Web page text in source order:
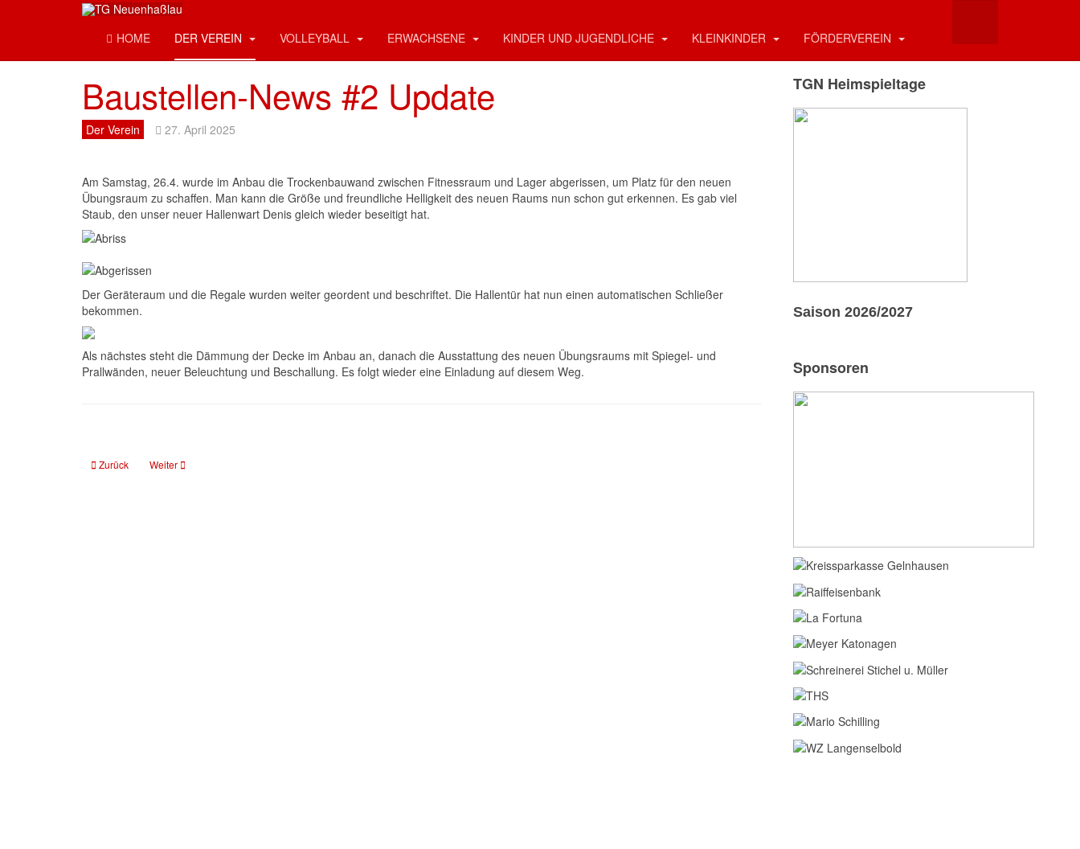
HOME DER VEREIN VOLLEYBALL ERWACHSENE KINDER UND JUGENDLICHE KLEINKINDER FÖRDERVEREIN
Baustellen-News #2 Update
Der Verein 27. April 2025
Am Samstag, 26.4. wurde im Anbau die Trockenbauwand zwischen Fitnessraum und Lager abgerissen, um Platz für den neuen
Übungsraum zu schaffen. Man kann die Größe und freundliche Helligkeit des neuen Raums nun schon gut erkennen. Es gab viel
Staub, den unser neuer Hallenwart Denis gleich wieder beseitigt hat.
Der Geräteraum und die Regale wurden weiter geordent und beschriftet. Die Hallentür hat nun einen automatischen Schließer
bekommen.
Als nächstes steht die Dämmung der Decke im Anbau an, danach die Ausstattung des neuen Übungsraums mit Spiegel- und
Prallwänden, neuer Beleuchtung und Beschallung. Es folgt wieder eine Einladung auf diesem Weg.
Vorheriger Beitrag: Baustellen-News #3 und Hilfeaufruf
Zurück Nächster Beitrag: Lehrgang zum Thema "Kindeswohl" | Ernennung von Konni Piper zur Beauftragten für Kindeswohl
Weiter
TGN Heimspieltage
Saison 2026/2027
Sponsoren